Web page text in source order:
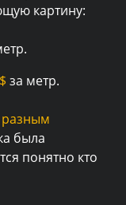
картину:
за метр.
разным
была
понятно кто